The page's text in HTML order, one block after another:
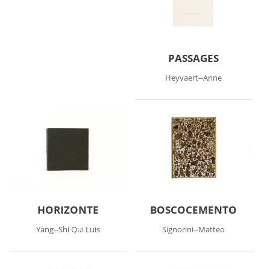
PASSAGES
Heyvaert--Anne
HORIZONTE
Yang--Shi Qui Luis
BOSCOCEMENTO
Signorini--Matteo